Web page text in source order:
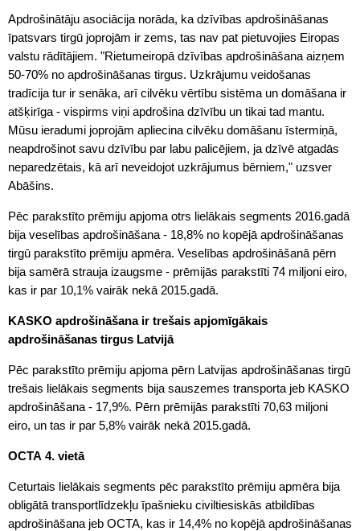
Apdrošinātāju asociācija norāda, ka dzīvības apdrošināšanas
īpatsvars tirgū joprojām ir zems, tas nav pat pietuvojies Eiropas
valstu rādītājiem. "Rietumeiropā dzīvības apdrošināšana aizņem
50-70% no apdrošināšanas tirgus. Uzkrājumu veidošanas
tradīcija tur ir senāka, arī cilvēku vērtību sistēma un domāšana ir
atšķirīga - vispirms viņi apdrošina dzīvību un tikai tad mantu.
Mūsu ieradumi joprojām apliecina cilvēku domāšanu īstermiņā,
neapdrošinot savu dzīvību par labu palicējiem, ja dzīvē atgadās
neparedzētais, kā arī neveidojot uzkrājumus bērniem," uzsver
Abāšins.
Pēc parakstīto prēmiju apjoma otrs lielākais segments 2016.gadā
bija veselības apdrošināšana - 18,8% no kopējā apdrošināšanas
tirgū parakstīto prēmiju apmēra. Veselības apdrošināšanā pērn
bija samērā strauja izaugsme - prēmijās parakstīti 74 miljoni eiro,
kas ir par 10,1% vairāk nekā 2015.gadā.
KASKO apdrošināšana ir trešais apjomīgākais
apdrošināšanas tirgus Latvijā
Pēc parakstīto prēmiju apjoma pērn Latvijas apdrošināšanas tirgū
trešais lielākais segments bija sauszemes transporta jeb KASKO
apdrošināšana - 17,9%. Pērn prēmijās parakstīti 70,63 miljoni
eiro, un tas ir par 5,8% vairāk nekā 2015.gadā.
OCTA 4. vietā
Ceturtais lielākais segments pēc parakstīto prēmiju apmēra bija
obligātā transportlīdzekļu īpašnieku civiltiesiskās atbildības
apdrošināšana jeb OCTA, kas ir 14,4% no kopējā apdrošināšanas